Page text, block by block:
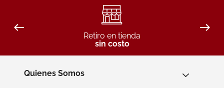
Retiro en tienda
sin costo
Quienes Somos